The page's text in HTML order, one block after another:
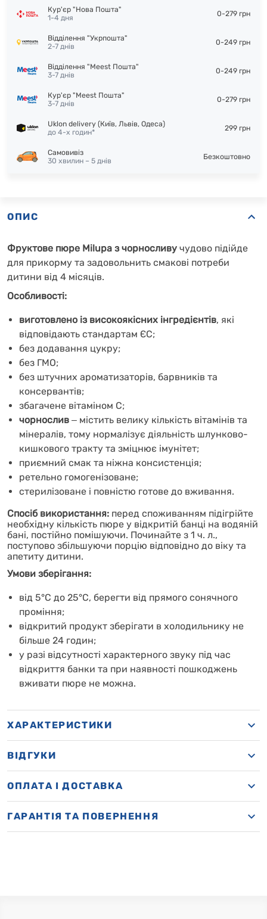
Кур'єр "Нова Пошта"
1-4 дня
0-279 грн
Відділення "Укрпошта"
2-7 днів
0-249 грн
Відділення "Meest Пошта"
3-7 днів
0-249 грн
Кур'єр "Meest Пошта"
3-7 днів
0-279 грн
Uklon delivery (Київ, Львів, Одеса)
до 4-х годин*
299 грн
Самовивіз
30 хвилин – 5 днів
Безкоштовно
ОПИС
Фруктове пюре Milupa з чорносливу чудово підійде
для прикорму та задовольнить смакові потреби
дитини від 4 місяців.
Особливості:
виготовлено із високоякісних інгредієнтів, які
відповідають стандартам ЄС;
без додавання цукру;
без ГМО;
без штучних ароматизаторів, барвників та
консервантів;
збагачене вітаміном C;
чорнослив ‒ містить велику кількість вітамінів та
мінералів, тому нормалізує діяльність шлунково-
кишкового тракту та зміцнює імунітет;
приємний смак та ніжна консистенція;
ретельно гомогенізоване;
стерилізоване і повністю готове до вживання.
Спосіб використання: перед споживанням підігрійте
необхідну кількість пюре у відкритій банці на водяній
бані, постійно помішуючи. Починайте з 1 ч. л.,
поступово збільшуючи порцію відповідно до віку та
апетиту дитини.
Умови зберігання:
від 5°C до 25°C, берегти від прямого сонячного
проміння;
відкритий продукт зберігати в холодильнику не
більше 24 годин;
у разі відсутності характерного звуку під час
відкриття банки та при наявності пошкоджень
вживати пюре не можна.
ХАРАКТЕРИСТИКИ
ВІДГУКИ
OПЛАТА І ДОСТАВКА
ГАРАНТІЯ ТА ПОВЕРНЕННЯ